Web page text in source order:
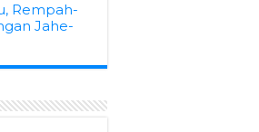
Rempah-
Jahe-